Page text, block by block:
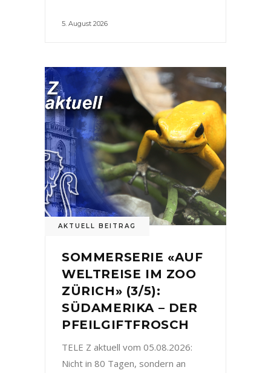
5. August 2026
AKTUELL BEITRAG
SOMMERSERIE «AUF
WELTREISE IM ZOO
ZÜRICH» (3/5):
SÜDAMERIKA – DER
PFEILGIFTFROSCH
TELE Z aktuell vom 05.08.2026:
Nicht in 80 Tagen, sondern an